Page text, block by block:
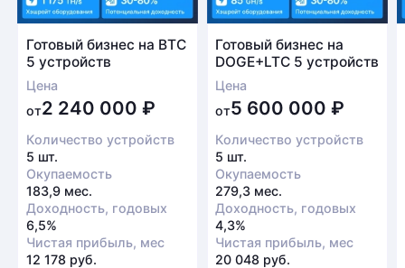
Готовый бизнес на BTC
5 устройств
Цена
от2 240 000 ₽
Количество устройств
5 шт.
Окупаемость
183,9 мес.
Доходность, годовых
6,5%
Чистая прибыль, мес
12 178 руб.
Готовый бизнес на
DOGE+LTC 5 устройств
Цена
от5 600 000₽
Количество устройств
5 шт.
Окупаемость
279,3 мес.
Доходность, годовых
4,3%
Чистая прибыль, мес
20 048 руб.